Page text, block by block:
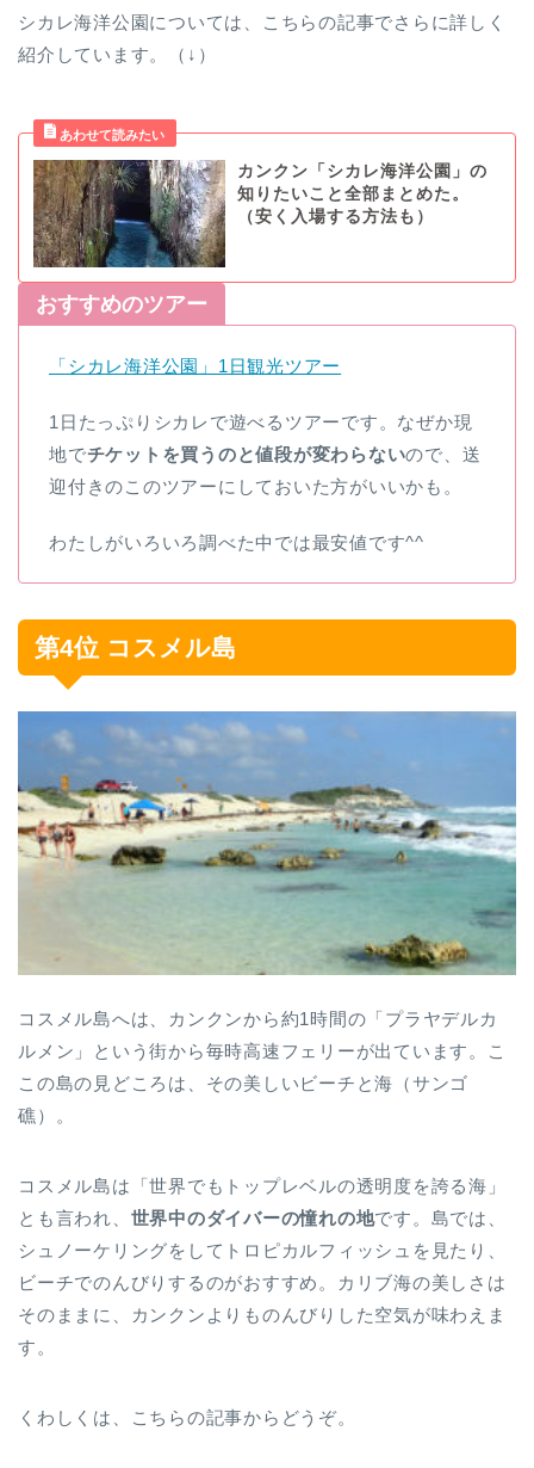
シカレ海洋公園については、こちらの記事でさらに詳しく
紹介しています。（↓）
カンクン「シカレ海洋公園」の
知りたいこと全部まとめた。
（安く入場する方法も）
おすすめのツアー
「シカレ海洋公園」1日観光ツアー
1日たっぷりシカレで遊べるツアーです。なぜか現
地でチケットを買うのと値段が変わらないので、送
迎付きのこのツアーにしておいた方がいいかも。
わたしがいろいろ調べた中では最安値です^^
第4位 コスメル島
コスメル島へは、カンクンから約1時間の「プラヤデルカ
ルメン」という街から毎時高速フェリーが出ています。こ
この島の見どころは、その美しいビーチと海（サンゴ
礁）。
コスメル島は「世界でもトップレベルの透明度を誇る海」
とも言われ、 世界中のダイバーの憧れの地です。島では、
シュノーケリングをしてトロピカルフィッシュを見たり、
ビーチでのんびりするのがおすすめ。カリブ海の美しさは
そのままに、カンクンよりものんびりした空気が味わえま
す。
くわしくは、こちらの記事からどうぞ。